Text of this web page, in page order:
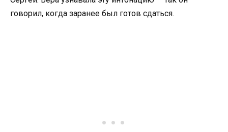
говорил, когда заранее был готов сдаться.